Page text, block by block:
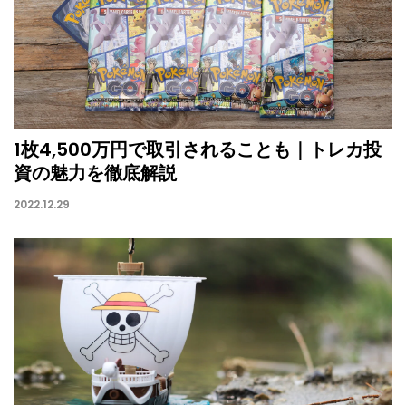
1枚4,500万円で取引されることも｜トレカ投
資の魅力を徹底解説
2022.12.29